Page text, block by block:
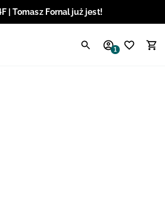
| Tomasz Fornal już jest!
1